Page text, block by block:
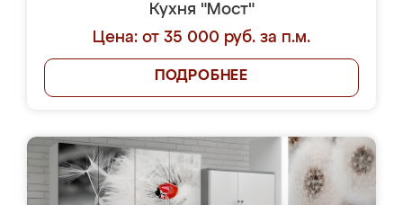
Кухня "Мост"
Цена: от 35 000 руб. за п.м.
ПОДРОБНЕЕ